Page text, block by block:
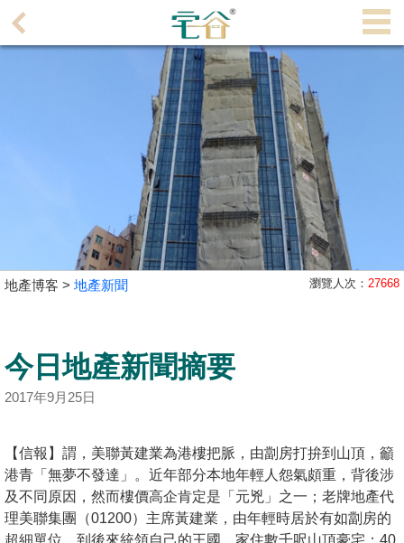
理
主
宅
谷
地
產
博
地產博客 > 地產新聞 瀏覽人次： 27668
今日地產新聞摘要
2017年9月25日
【信報】謂，美聯黃建業為港樓把脈，由劏房打拚到山頂，籲
港青「無夢不發達」。近年部分本地年輕人怨氣頗重，背後涉
及不同原因，然而樓價高企肯定是「元兇」之一；老牌地產代
理美聯集團（01200）主席黃建業，由年輕時居於有如劏房的
超細單位，到後來統領自己的王國，家住數千呎山頂豪宅；40